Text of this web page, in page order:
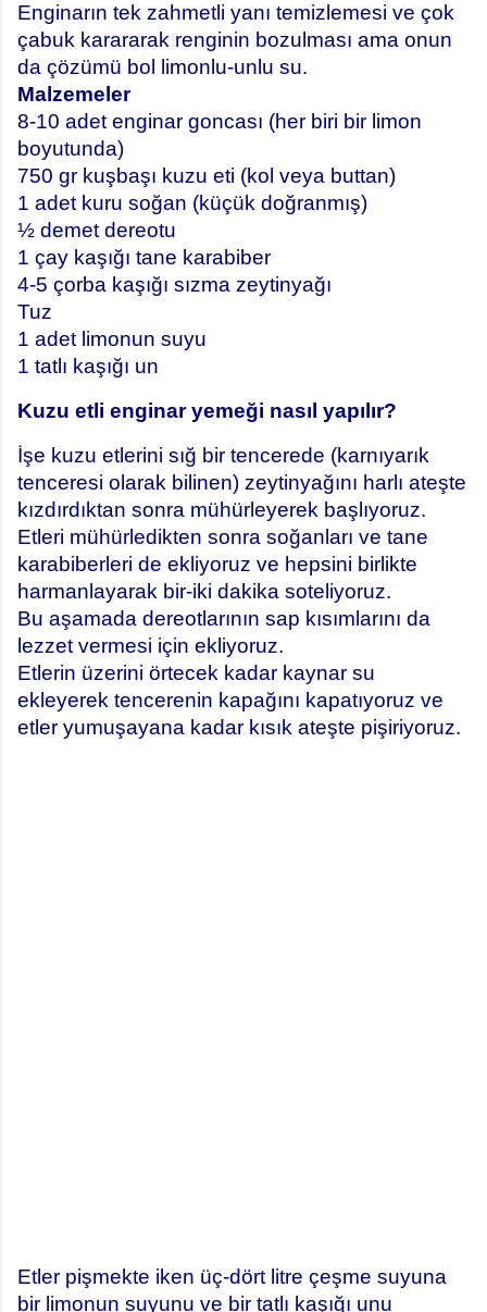
Enginarın tek zahmetli yanı temizlemesi ve çok
çabuk karararak renginin bozulması ama onun
da çözümü bol limonlu-unlu su.
Malzemeler
8-10 adet enginar goncası (her biri bir limon
boyutunda)
750 gr kuşbaşı kuzu eti (kol veya buttan)
1 adet kuru soğan (küçük doğranmış)
½ demet dereotu
1 çay kaşığı tane karabiber
4-5 çorba kaşığı sızma zeytinyağı
Tuz
1 adet limonun suyu
1 tatlı kaşığı un
Kuzu etli enginar yemeği nasıl yapılır?
İşe kuzu etlerini sığ bir tencerede (karnıyarık
tenceresi olarak bilinen) zeytinyağını harlı ateşte
kızdırdıktan sonra mühürleyerek başlıyoruz.
Etleri mühürledikten sonra soğanları ve tane
karabiberleri de ekliyoruz ve hepsini birlikte
harmanlayarak bir-iki dakika soteliyoruz.
Bu aşamada dereotlarının sap kısımlarını da
lezzet vermesi için ekliyoruz.
Etlerin üzerini örtecek kadar kaynar su
ekleyerek tencerenin kapağını kapatıyoruz ve
etler yumuşayana kadar kısık ateşte pişiriyoruz.
Etler pişmekte iken üç-dört litre çeşme suyuna
bir limonun suyunu ve bir tatlı kaşığı unu